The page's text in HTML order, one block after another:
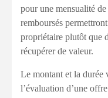
pour une mensualité
remboursés
propriétaire plutôt que
récupérer de valeur.
Le montant et la durée
l’évaluation d’une